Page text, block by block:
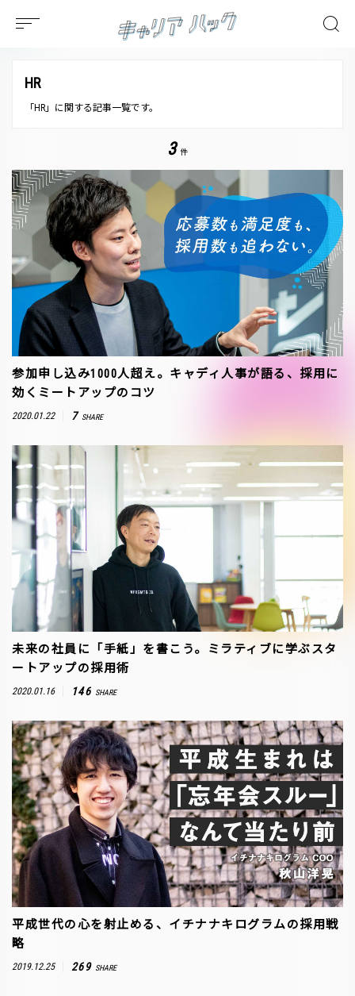
HR
「HR」に関する記事一覧です。
3 件
参加申し込み1000人超え。キャディ人事が語る、採用に
効くミートアップのコツ
2020.01.22 7 SHARE
未来の社員に「手紙」を書こう。ミラティブに学ぶスタ
ートアップの採用術
2020.01.16 146 SHARE
平成世代の心を射止める、イチナナキログラムの採用戦
略
2019.12.25 269 SHARE